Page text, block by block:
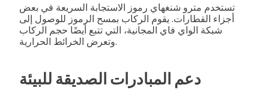
تستخدم مترو شنغهاي رموز الاستجابة السريعة في بعض
أجزاء القطارات. يقوم الركاب بمسح الرموز للوصول إلى
شبكة الواي فاي المجانية، التي تتبع أيضًا حجم الركاب
وتعرض الخرائط الحرارية.
دعم المبادرات الصديقة للبيئة